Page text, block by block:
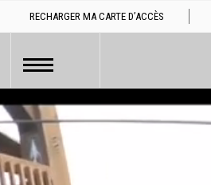
RECHARGER MA CARTE D’ACCÈS